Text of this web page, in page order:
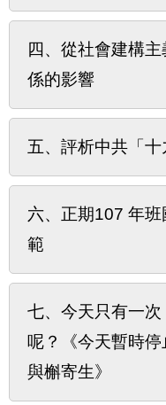
四、從社會建構
係的影響
五、評析中共「
六、正期107 年
範
七、今天只有一
呢？《今天暫時
與槲寄生》